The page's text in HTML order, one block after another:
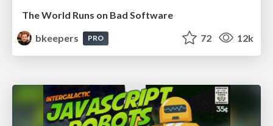
The World Runs on Bad Software
bkeepers
PRO 72 12k